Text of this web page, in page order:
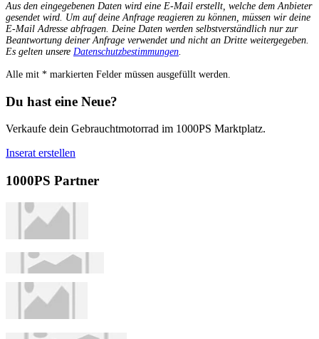
Aus den eingegebenen Daten wird eine E-Mail erstellt, welche dem Anbieter
gesendet wird. Um auf deine Anfrage reagieren zu können, müssen wir deine
E-Mail Adresse abfragen. Deine Daten werden selbstverständlich nur zur
Beantwortung deiner Anfrage verwendet und nicht an Dritte weitergegeben.
Es gelten unsere Datenschutzbestimmungen.
Alle mit * markierten Felder müssen ausgefüllt werden.
Du hast eine Neue?
Verkaufe dein Gebrauchtmotorrad im 1000PS Marktplatz.
Inserat erstellen
1000PS Partner